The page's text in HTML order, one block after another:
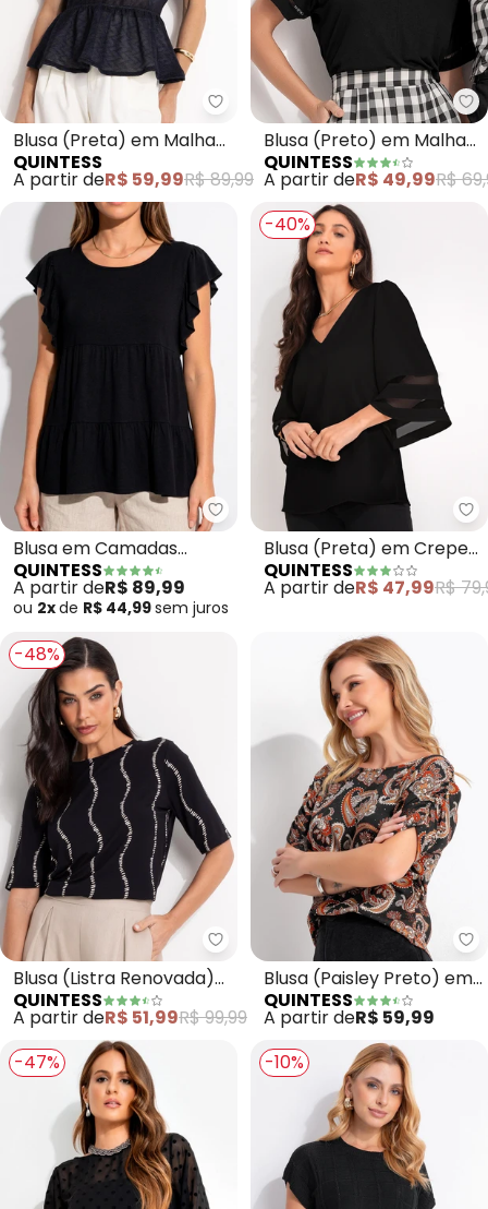
Quintess - Blusa (Preta) em
Blusa (Preta) em Malha
Texturizada
QUINTESS
A partir deR$ 59,99R$ 89,99
Blusa (Preto) em Malha
de Viscose
QUINTESS
A partir deR$ 49,99R$
Quintess - Blusa em Camadas
Blusa em Camadas
(Preta) com Mangas
Curtas
QUINTESS
A partir deR$ 89,99
ou 2xde R$ 44,99sem juros
-40%
Blusa (Preta) em Crepe
Plano
QUINTESS
A partir deR$ 47,99R$
-48%
Quintess - Blusa (Listra
Blusa (Listra Renovada)
em Malha de Viscose
QUINTESS
A partir deR$ 51,99R$ 99,99
Blusa (Paisley Preto) em
Malha de Viscose
QUINTESS
A partir deR$ 59,99
-47%
-10%